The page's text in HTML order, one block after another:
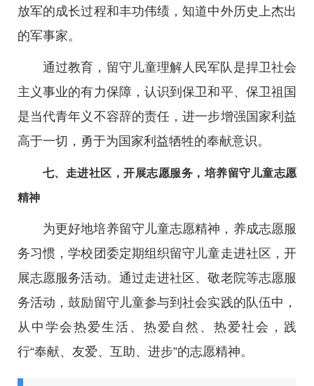
放军的成长过程和丰功伟绩，知道中外历史上杰出
的军事家。
通过教育，留守儿童理解人民军队是捍卫社会
主义事业的有力保障，认识到保卫和平、保卫祖国
是当代青年义不容辞的责任，进一步增强国家利益
高于一切，勇于为国家利益牺牲的奉献意识。
七、走进社区，开展志愿服务，培养留守儿童志愿
精神
为更好地培养留守儿童志愿精神，养成志愿服
务习惯，学校团委定期组织留守儿童走进社区，开
展志愿服务活动。通过走进社区、敬老院等志愿服
务活动，鼓励留守儿童参与到社会实践的队伍中，
从中学会热爱生活、热爱自然、热爱社会，践
行“奉献、友爱、互助、进步”的志愿精神。